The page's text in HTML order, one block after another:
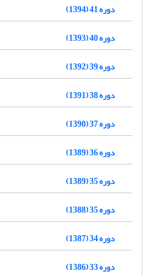
دوره 41 (1394)
دوره 40 (1393)
دوره 39 (1392)
دوره 38 (1391)
دوره 37 (1390)
دوره 36 (1389)
دوره 35 (1389)
دوره 35 (1388)
دوره 34 (1387)
دوره 33 (1386)